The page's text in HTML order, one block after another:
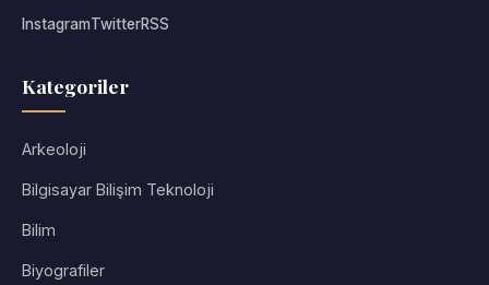
InstagramTwitterRSS
Kategoriler
Arkeoloji
Bilgisayar Bilişim Teknoloji
Bilim
Biyografiler